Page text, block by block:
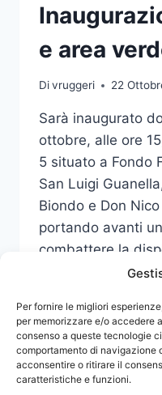
Per fornire le migliori
per memorizzare e/o accedere
consenso a queste tecnologie
comportamento di navigazione
acconsentire o ritirare il
caratteristiche e funzioni.
e area
Divruggeri 22
Sarà inaugurato
ottobre, alle ore
5 situato a Fondo
San Luigi
Biondo e Don
portando avanti
combattere la
zona a rischio.
LEGGI DI PIÙ
E
AREA
VERDE